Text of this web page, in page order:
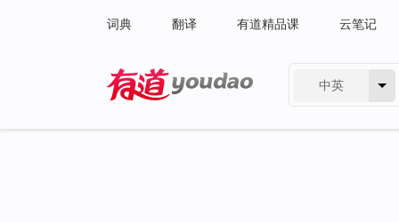
词典 翻译 有道精品课 云笔记
中英